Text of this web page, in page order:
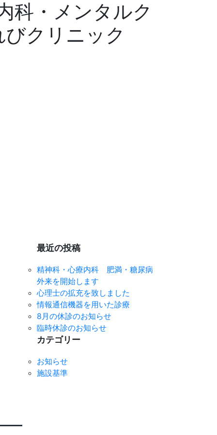
科・メンタルク
クリニック
最近の投稿
精神科・心療内科 肥満・糖尿病
外来を開始します
心理士の拡充を致しました
情報通信機器を用いた診療
8月の休診のお知らせ
臨時休診のお知らせ
カテゴリー
お知らせ
施設基準